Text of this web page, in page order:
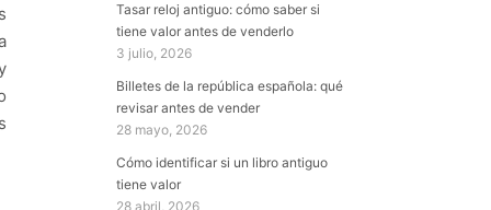
Tasar reloj antiguo: cómo saber si
tiene valor antes de venderlo
3 julio, 2026
Billetes de la república española: qué
revisar antes de vender
28 mayo, 2026
Cómo identificar si un libro antiguo
tiene valor
28 abril, 2026